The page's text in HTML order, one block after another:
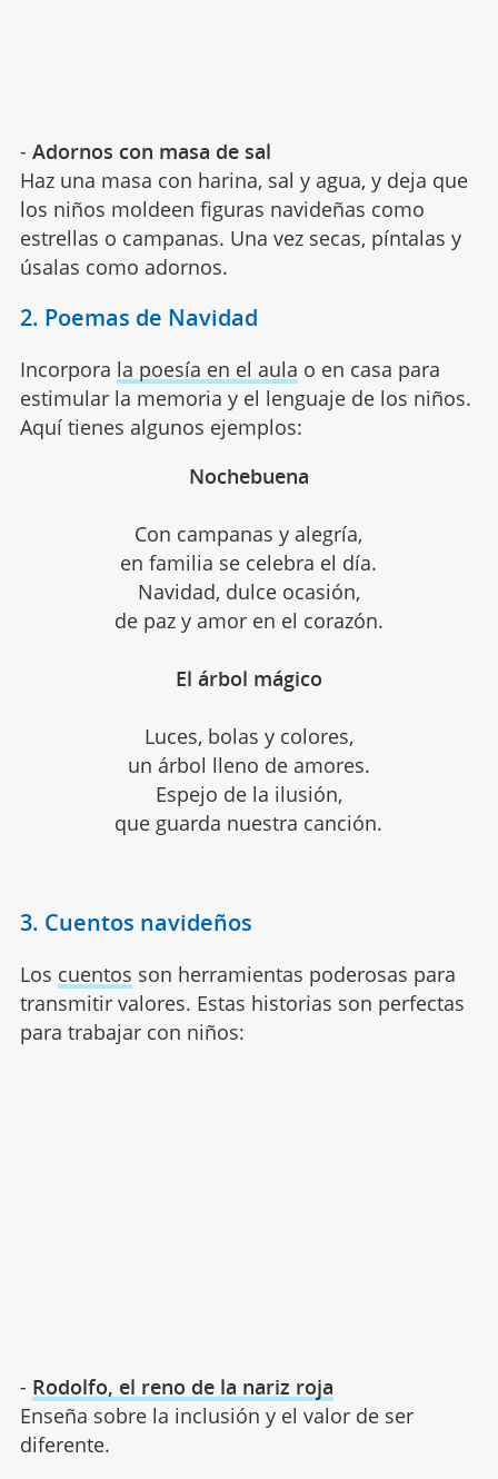
- Adornos con masa de sal
Haz una masa con harina, sal y agua, y deja que
los niños moldeen figuras navideñas como
estrellas o campanas. Una vez secas, píntalas y
úsalas como adornos.
2. Poemas de Navidad
Incorpora la poesía en el aula o en casa para
estimular la memoria y el lenguaje de los niños.
Aquí tienes algunos ejemplos:
Nochebuena
Con campanas y alegría,
en familia se celebra el día.
Navidad, dulce ocasión,
de paz y amor en el corazón.
El árbol mágico
Luces, bolas y colores,
un árbol lleno de amores.
Espejo de la ilusión,
que guarda nuestra canción.
3. Cuentos navideños
Los cuentos son herramientas poderosas para
transmitir valores. Estas historias son perfectas
para trabajar con niños:
- Rodolfo, el reno de la nariz roja
Enseña sobre la inclusión y el valor de ser
diferente.